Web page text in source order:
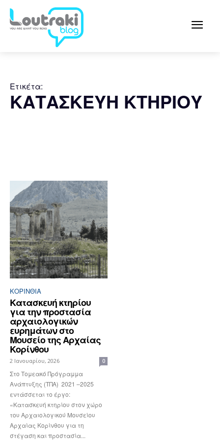
Ετικέτα:
ΚΑΤΑΣΚΕΥΗ ΚΤΗΡΙΟΥ
ΚΟΡΙΝΘΊΑ
Κατασκευή κτηρίου
για την προστασία
αρχαιολογικών
ευρημάτων στο
Μουσείο της Αρχαίας
Κορίνθου
2 Ιανουαρίου, 2026 0
Στο Τομεακό Πρόγραμμα
Ανάπτυξης (ΤΠΑ) 2021 –2025
εντάσσεται το έργο:
«Κατασκευή κτηρίου στον χώρο
του Αρχαιολογικού Μουσείου
Αρχαίας Κορίνθου για τη
στέγαση και προστασία...